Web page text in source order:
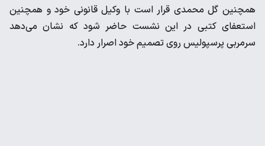
همچنین گل محمدی قرار است با وکیل قانونی خود و همچنین
استعفای کتبی در این نشست حاضر شود که نشان می‌دهد
سرمربی پرسپولیس روی تصمیم خود اصرار دارد.